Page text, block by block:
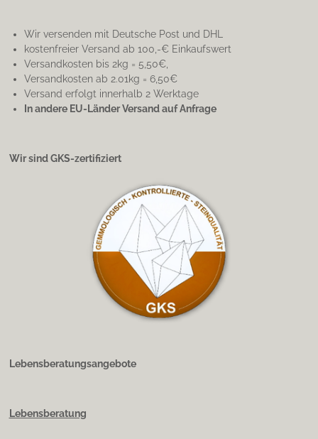
Wir versenden mit Deutsche Post und DHL
kostenfreier Versand ab 100,-€ Einkaufswert
Versandkosten bis 2kg = 5,50€,
Versandkosten ab 2.01kg = 6,50€
Versand erfolgt innerhalb 2 Werktage
In andere EU-Länder Versand auf Anfrage
Wir sind GKS-zertifiziert
Lebensberatungsangebote
Lebensberatung